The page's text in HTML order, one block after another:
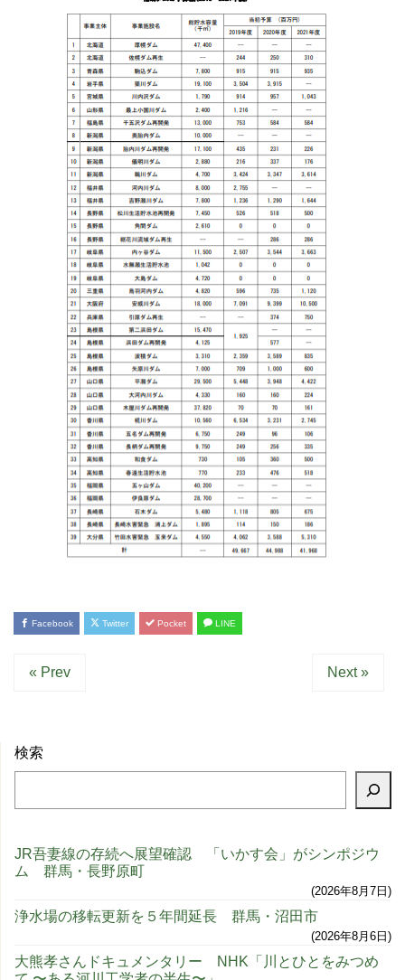
Facebook Twitter Pocket LINE
« Prev Next »
検索
JR吾妻線の存続へ展望確認 「いかす会」がシンポジウ
ム 群馬・長野原町
2026年8月7日
浄水場の移転更新を５年間延長 群馬・沼田市
2026年8月6日
大熊孝さんドキュメンタリー NHK「川とひとをみつめ